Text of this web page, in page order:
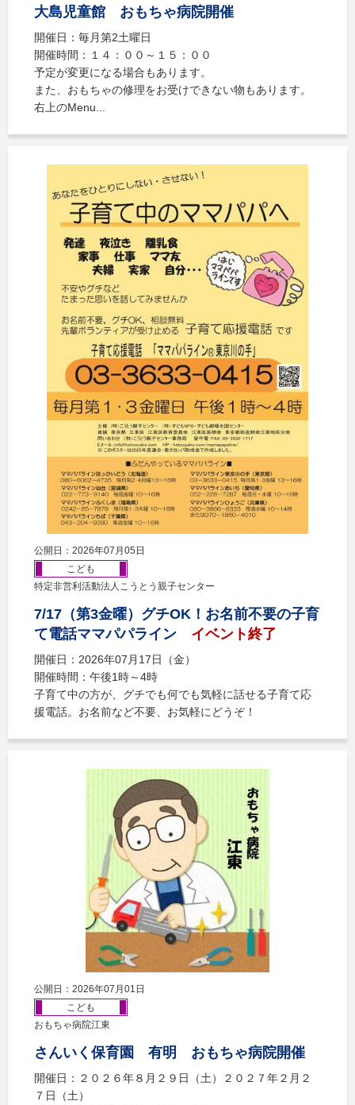
大島児童館 おもちゃ病院開催
開催日：毎月第2土曜日
開催時間：１４：００～１５：００
予定が変更になる場合もあります。
また、おもちゃの修理をお受けできない物もあります。
右上のMenu...
公開日：2026年07月05日
こども
特定非営利活動法人こうとう親子センター
7/17（第3金曜）グチOK！お名前不要の子育
て電話ママパパライン
イベント終了
開催日：2026年07月17日（金）
開催時間：午後1時～4時
子育て中の方が、グチでも何でも気軽に話せる子育て応
援電話。お名前など不要、お気軽にどうぞ！
公開日：2026年07月01日
こども
おもちゃ病院江東
さんいく保育園 有明 おもちゃ病院開催
開催日：２０２６年８月２９日（土）２０２７年２月２
７日（土）